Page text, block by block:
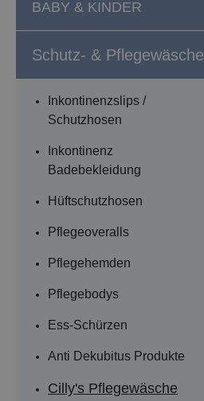
BABY & KINDER
Schutz- & Pflegewäsche
Inkontinenzslips /
Schutzhosen
Inkontinenz
Badebekleidung
Hüftschutzhosen
Pflegeoveralls
Pflegehemden
Pflegebodys
Ess-Schürzen
Anti Dekubitus Produkte
Cilly's Pflegewäsche